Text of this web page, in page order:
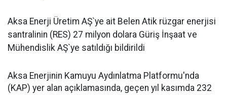
Aksa Enerji Üretim AŞ`ye ait Belen Atik rüzgar enerjisi
santralinin (RES) 27 milyon dolara Güriş İnşaat ve
Mühendislik AŞ`ye satıldığı bildirildi
Aksa Enerjinin Kamuyu Aydınlatma Platformu'nda
(KAP) yer alan açıklamasında, geçen yıl kasımda 232